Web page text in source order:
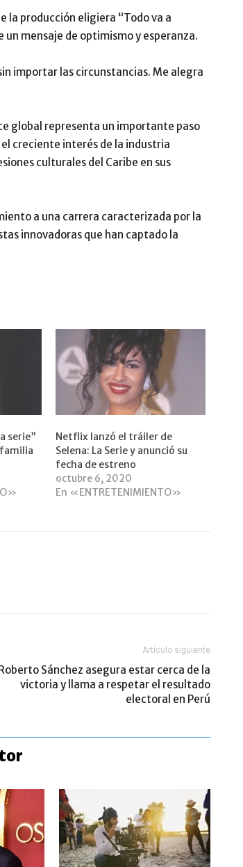
la producción eligiera “Todo va a
mensaje de optimismo y esperanza.
importar las circunstancias. Me alegra
global representa un importante paso
creciente interés de la industria
culturales del Caribe en sus
a una carrera caracterizada por la
innovadoras que han captado la
serie”
Netflix lanzó el tráiler de
Selena: La Serie y anunció su
fecha de estreno
octubre 6, 2020
En «ENTRETENIMIENTO»
Artículo siguiente
Sánchez asegura estar cerca de la
victoria y llama a respetar el resultado
electoral en Perú